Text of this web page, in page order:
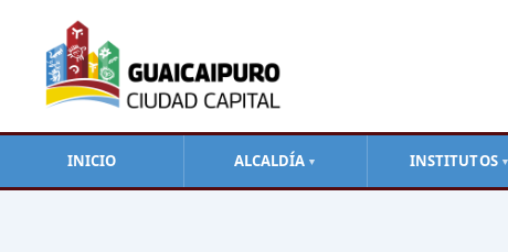
INICIO ALCALDÍA ▼ INSTITUTOS ▼
contenido